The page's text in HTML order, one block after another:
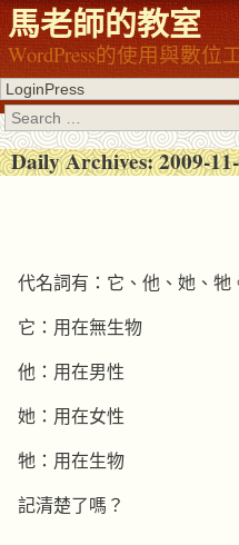
馬老師的教室
WordPress的使用與數位
Search
Daily Archives:2009-
代名詞有：它、他、她、牠
它：用在無生物
他：用在男性
她：用在女性
牠：用在生物
記清楚了嗎？